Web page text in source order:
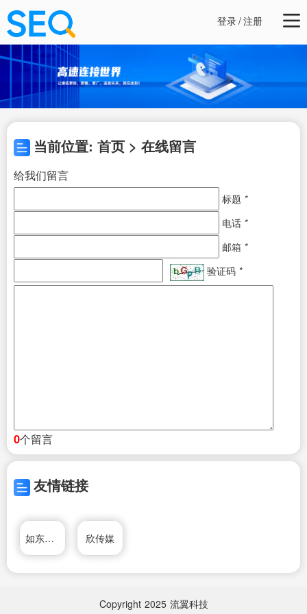
登录/注册
当前位置: 首页 > 在线留言
给我们留言
标题 *
电话 *
邮箱 *
验证码 *
0个留言
友情链接
如东新媒体 欣传媒
Copyright 2025 流翼科技